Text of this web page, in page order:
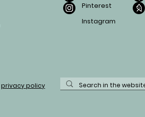
Pinterest
Instagram
privacy policy